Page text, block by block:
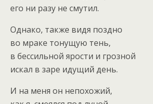
его ни разу не смутил.
Однако, также видя поздно
во мраке тонущую тень,
в бессильной ярости и грозной
искал в заре идущий день.
И на меня он непохожий,